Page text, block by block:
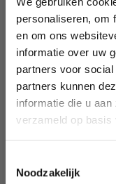
personaliseren, om
en om ons
informatie over uw
partners voor
partners kunnen
informatie die u
verzameld op basis
Noodzakelijk
29% de réduction
Soyez le